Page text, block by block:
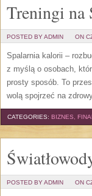
Treningi na
POSTED BY ADMIN ON
Spalarnia kalorii –
z myślą o osobach,
prosty sposób. To
wolą spojrzeć na
CATEGORIES: BIZNES,
POSTED BY ADMIN ON